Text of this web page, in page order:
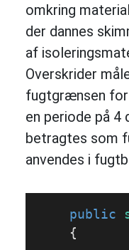
omkring
der dannes
af
Overskrider
fugtgrænsen
en periode på 4
betragtes som
anvendes i
public
{